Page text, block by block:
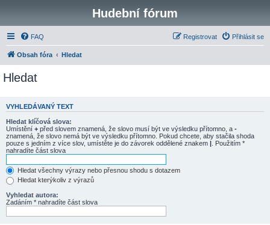
Hudební fórum
FAQ Přihlásit se
Registrovat
Obsah fóra Hledat
Hledat
VYHLEDÁVANÝ TEXT
Hledat klíčová slova:
Umístění + před slovem znamená, že slovo musí být ve výsledku přítomno, a -
znamená, že slovo nemá být ve výsledku přítomno. Pokud chcete, aby stačila shoda
pouze s jedním z více slov, umístěte je do závorek oddělené znakem | . Použitím *
nahradíte část slova
Hledat všechny výrazy nebo přesnou shodu s dotazem
Hledat kterýkoliv z výrazů
Vyhledat autora:
Zadáním * nahradíte část slova